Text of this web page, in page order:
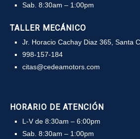
Sab. 8:30am – 1:00pm
TALLER MECÁNICO
Jr. Horacio Cachay Diaz 365, Santa
998-157-184
citas@cedeamotors.com
HORARIO DE ATENCIÓN
L-V de 8:30am – 6:00pm
Sab. 8:30am – 1:00pm